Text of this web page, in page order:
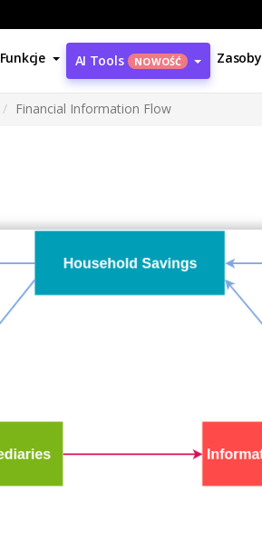
Funkcje AI Tools NOWOŚĆ Zasoby
Financial Information Flow